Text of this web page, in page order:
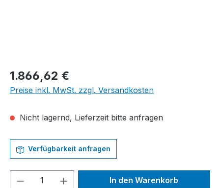
Regulärer Preis:
1.866,62 €
Preise inkl. MwSt. zzgl. Versandkosten
Nicht lagernd, Lieferzeit bitte anfragen
Verfügbarkeit anfragen
Produkt Anzahl: Gib denIn den Warenkorb